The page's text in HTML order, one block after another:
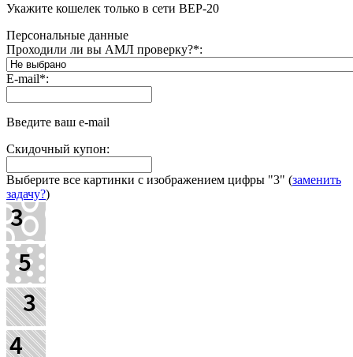
Укажите кошелек только в сети BEP-20
Персональные данные
Проходили ли вы АМЛ проверку?*:
E-mail*:
Введите ваш e-mail
Скидочный купон:
Выберите все картинки с изображением цифры "3" (заменить
задачу?)